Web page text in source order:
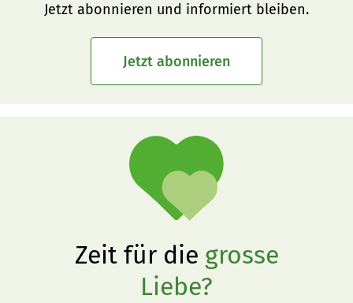
Jetzt abonnieren und informiert bleiben.
Jetzt abonnieren
Zeit für die grosse
Liebe?